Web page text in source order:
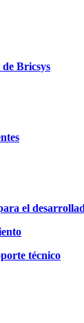
Bricsys
el
técnico